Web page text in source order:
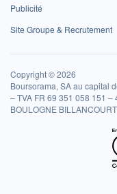
Publicité
Site Groupe & Recrutement
Copyright © 2026
Boursorama, SA au capital
– TVA FR 69 351 058 151
BOULOGNE